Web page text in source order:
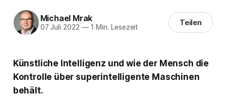
Michael Mrak
07 Juli 2022 —1 Min. Lesezeit Teilen
Künstliche Intelligenz und wie der Mensch die
Kontrolle über superintelligente Maschinen
behält.